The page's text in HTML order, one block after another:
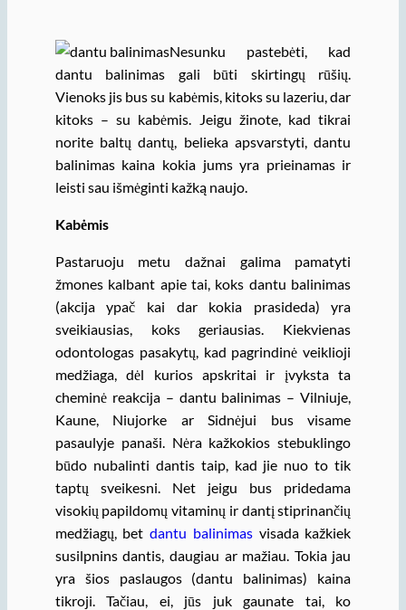
Nesunku pastebėti, kad
dantu balinimas gali būti skirtingų rūšių.
Vienoks jis bus su kabėmis, kitoks su lazeriu, dar
kitoks – su kabėmis. Jeigu žinote, kad tikrai
norite baltų dantų, belieka apsvarstyti, dantu
balinimas kaina kokia jums yra prieinamas ir
leisti sau išmėginti kažką naujo.
Kabėmis
Pastaruoju metu dažnai galima pamatyti
žmones kalbant apie tai, koks dantu balinimas
(akcija ypač kai dar kokia prasideda) yra
sveikiausias, koks geriausias. Kiekvienas
odontologas pasakytų, kad pagrindinė veiklioji
medžiaga, dėl kurios apskritai ir įvyksta ta
cheminė reakcija – dantu balinimas – Vilniuje,
Kaune, Niujorke ar Sidnėjui bus visame
pasaulyje panaši. Nėra kažkokios stebuklingo
būdo nubalinti dantis taip, kad jie nuo to tik
taptų sveikesni. Net jeigu bus pridedama
visokių papildomų vitaminų ir dantį stiprinančių
medžiagų, betdantu balinimasvisada kažkiek
susilpnins dantis, daugiau ar mažiau. Tokia jau
yra šios paslaugos (dantu balinimas) kaina
tikroji. Tačiau, ei, jūs juk gaunate tai, ko